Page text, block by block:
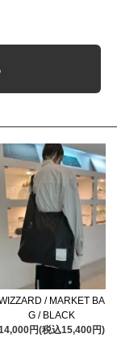
/ MARKET BA
G / BLACK
円(税込15,400円)